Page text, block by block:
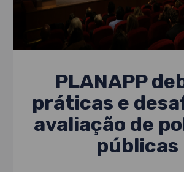
PLANAPP
práticas e
avaliação de
públicas